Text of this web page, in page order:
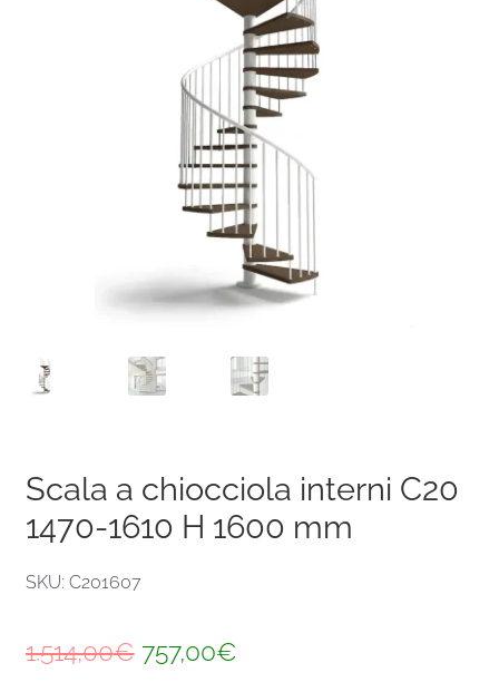
Scala a chiocciola interni C20
1470-1610 H 1600 mm
SKU: C201607
1.514,00€ Il
757,00€Il